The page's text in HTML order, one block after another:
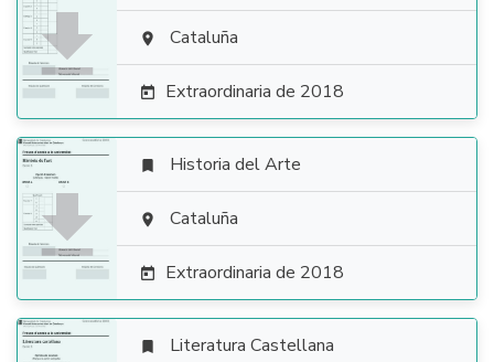
  Cataluña
 Extraordinaria de 2018

 Historia del Arte
 Cataluña
 Extraordinaria de 2018
 Literatura Castellana